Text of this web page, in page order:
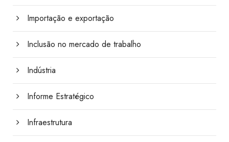
Importação e exportação
Inclusão no mercado de trabalho
Indústria
Informe Estratégico
Infraestrutura